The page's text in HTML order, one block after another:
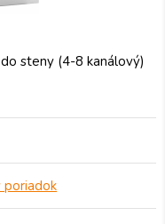
steny (4-8 kanálový)
poriadok